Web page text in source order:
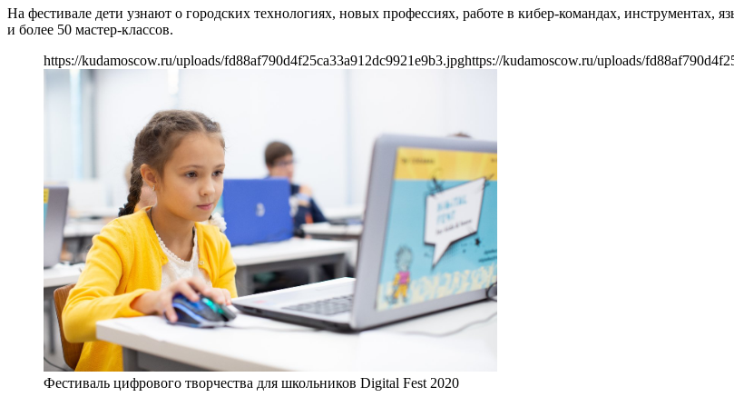
На фестивале дети узнают о городских технологиях, новых профессиях, работе в кибер-командах, инструментах,
и более 50 мастер-классов.
https://kudamoscow.ru/uploads/fd88af790d4f25ca33a912dc9921e9b3.jpghttps://kudamoscow.ru/uploads/
Фестиваль цифрового творчества для школьников Digital Fest 2020